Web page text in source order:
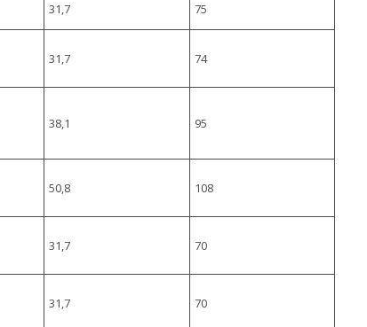
31,7 75
31,7 74
38,1 95
50,8 108
31,7 70
31,7 70